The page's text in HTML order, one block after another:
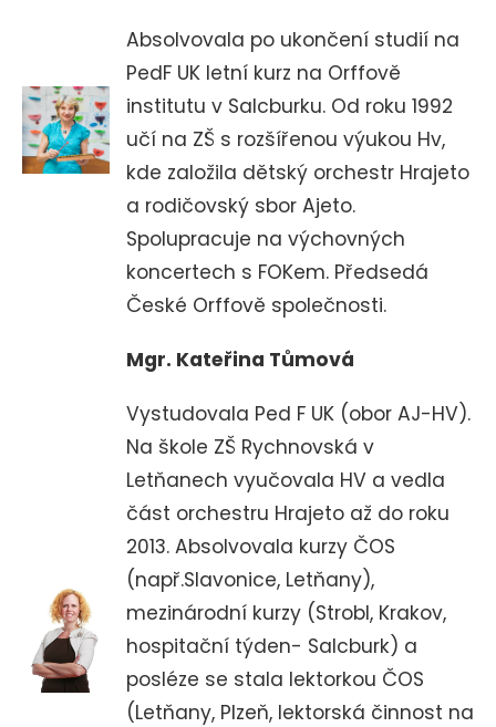
Absolvovala po ukončení studií na
PedF UK letní kurz na Orffově
institutu v Salcburku. Od roku 1992
učí na ZŠ s rozšířenou výukou Hv,
kde založila dětský orchestr Hrajeto
a rodičovský sbor Ajeto.
Spolupracuje na výchovných
koncertech s FOKem. Předsedá
České Orffově společnosti.
Mgr. Kateřina Tůmová
Vystudovala Ped F UK (obor AJ-HV).
Na škole ZŠ Rychnovská v
Letňanech vyučovala HV a vedla
část orchestru Hrajeto až do roku
2013. Absolvovala kurzy ČOS
(např.Slavonice, Letňany),
mezinárodní kurzy (Strobl, Krakov,
hospitační týden- Salcburk) a
posléze se stala lektorkou ČOS
(Letňany, Plzeň, lektorská činnost na